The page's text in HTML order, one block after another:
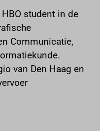
student in de
Communicatie,
van Den Haag en